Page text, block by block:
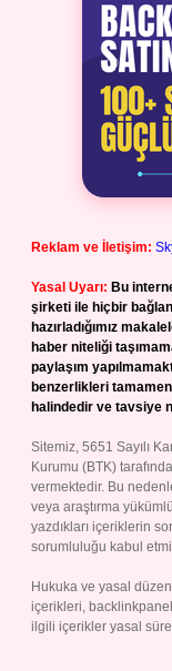
Reklam ve İletişim:
Yasal Uyarı: Bu
şirketi ile hiçbir
hazırladığımız
haber niteliği
paylaşım
benzerlikleri
halindedir ve tavsiye
Sitemiz, 5651 Sayılı
Kurumu (BTK)
vermektedir. Bu
veya araştırma
yazdıkları içeriklerin
sorumluluğu kabul
Hukuka ve yasal
içerikleri,
ilgili içerikler yasal süre